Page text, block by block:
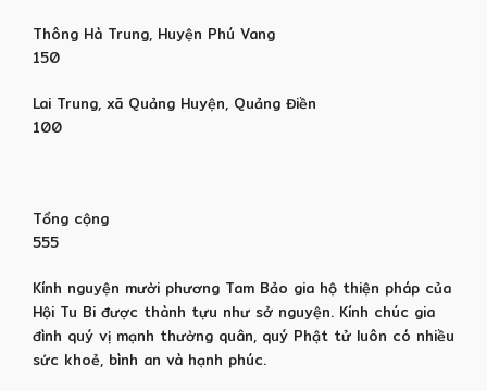
Thông Hà Trung, Huyện Phú Vang
150
Lai Trung, xã Quảng Huyện, Quảng Điền
100
Tổng cộng
555
Kính nguyện mười phương Tam Bảo gia hộ thiện pháp của
Hội Tu Bi được thành tựu như sở nguyện. Kính chúc gia
đình quý vị mạnh thường quân, quý Phật tử luôn có nhiều
sức khoẻ, bình an và hạnh phúc.